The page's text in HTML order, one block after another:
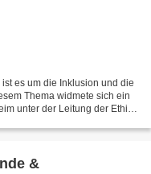
es um die Inklusion und die
Thema widmete sich ein
unter der Leitung der Ethik-
&